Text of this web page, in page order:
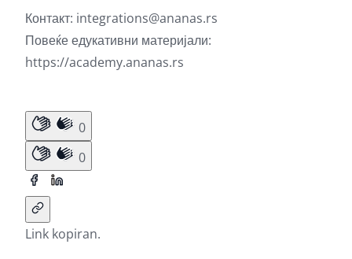
Контакт: integrations@ananas.rs
Повеќе едукативни материјали:
https://academy.ananas.rs
0
0
Link kopiran.